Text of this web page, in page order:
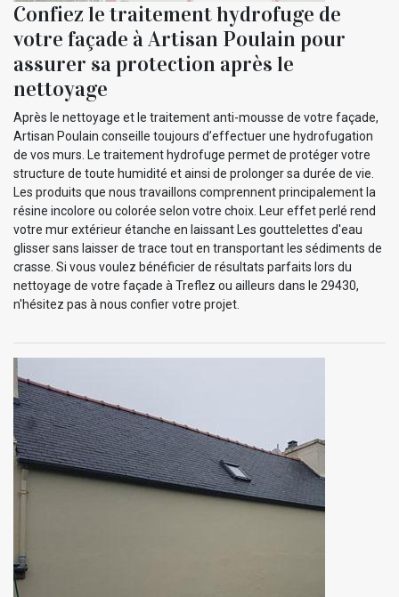
Confiez le traitement hydrofuge de
votre façade à Artisan Poulain pour
assurer sa protection après le
nettoyage
Après le nettoyage et le traitement anti-mousse de votre façade,
Artisan Poulain conseille toujours d’effectuer une hydrofugation
de vos murs. Le traitement hydrofuge permet de protéger votre
structure de toute humidité et ainsi de prolonger sa durée de vie.
Les produits que nous travaillons comprennent principalement la
résine incolore ou colorée selon votre choix. Leur effet perlé rend
votre mur extérieur étanche en laissant Les gouttelettes d'eau
glisser sans laisser de trace tout en transportant les sédiments de
crasse. Si vous voulez bénéficier de résultats parfaits lors du
nettoyage de votre façade à Treflez ou ailleurs dans le 29430,
n'hésitez pas à nous confier votre projet.